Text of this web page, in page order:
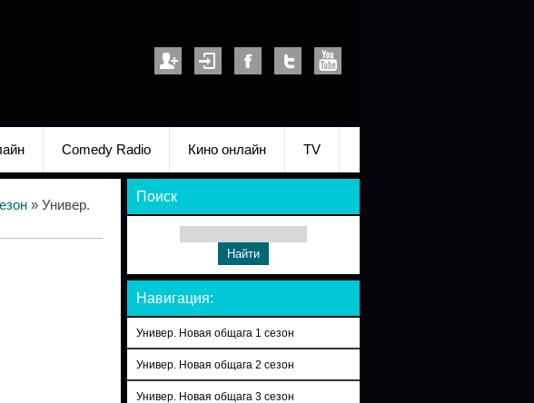
Comedy Radio Кино онлайн TV
» Универ.
Поиск
Навигация:
Универ. Новая общага 1 сезон
Универ. Новая общага 2 сезон
Универ. Новая общага 3 сезон